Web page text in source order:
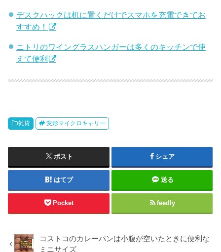
デスクハックは机に置くだけでスマホを充電できてお
すすめ！
ニトリのワイングラスハンガーは多くのキッチンで使
えて便利
雑貨 変形マイクロキャリー
ポスト シェア
はてブ 送る
Pocket feedly
コストコのカレーパンは小腹が空いたときに便利な
ミニサイズ